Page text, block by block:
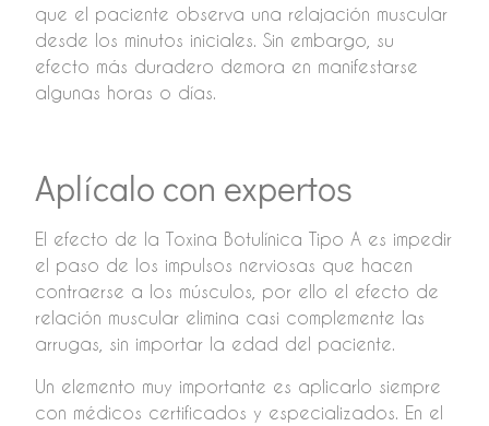
que el paciente observa una relajación muscular
desde los minutos iniciales. Sin embargo, su
efecto más duradero demora en manifestarse
algunas horas o días.
Aplícalo con expertos
El efecto de la Toxina Botulínica Tipo A es impedir
el paso de los impulsos nerviosas que hacen
contraerse a los músculos, por ello el efecto de
relación muscular elimina casi complemente las
arrugas, sin importar la edad del paciente.
Un elemento muy importante es aplicarlo siempre
con médicos certificados y especializados. En el